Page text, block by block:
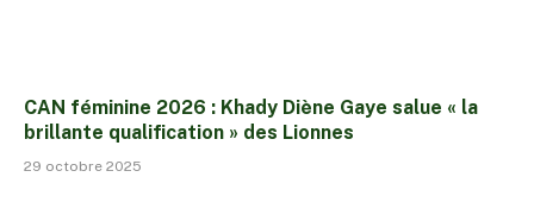
CAN féminine 2026 : Khady Diène Gaye salue « la
brillante qualification » des Lionnes
29 octobre 2025